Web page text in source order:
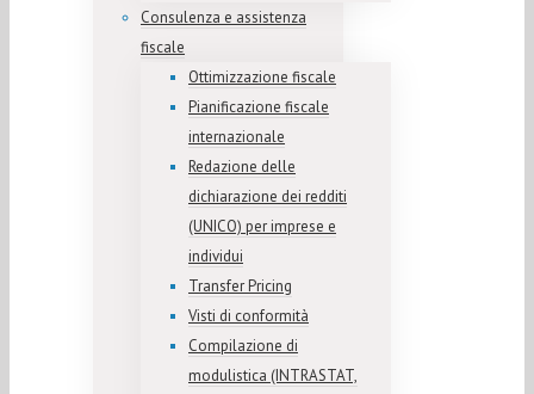
Consulenza e assistenza
fiscale
Ottimizzazione fiscale
Pianificazione fiscale
internazionale
Redazione delle
dichiarazione dei redditi
(UNICO) per imprese e
individui
Transfer Pricing
Visti di conformità
Compilazione di
modulistica (INTRASTAT,